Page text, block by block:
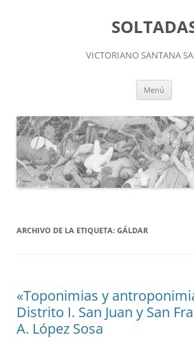
VICTORIANO SANTANA
Menú
ARCHIVO DE LA ETIQUETA: GÁLDAR
«Toponimias y
Distrito I. San Juan y San
A. López Sosa